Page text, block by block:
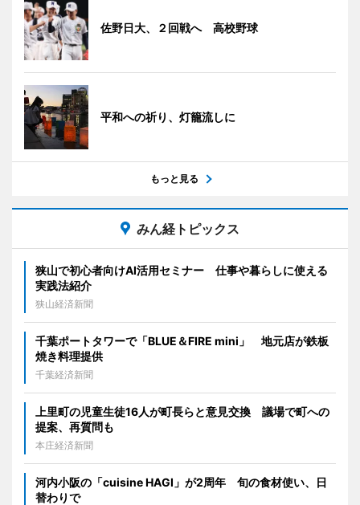
佐野日大、２回戦へ 高校野球
平和への祈り、灯籠流しに
もっと見る
みん経トピックス
狭山で初心者向けAI活用セミナー 仕事や暮らしに使える
実践法紹介
狭山経済新聞
千葉ポートタワーで「BLUE＆FIRE mini」 地元店が鉄板
焼き料理提供
千葉経済新聞
上里町の児童生徒16人が町長らと意見交換 議場で町への
提案、再質問も
本庄経済新聞
河内小阪の「cuisine HAGI」が2周年 旬の食材使い、日
替わりで